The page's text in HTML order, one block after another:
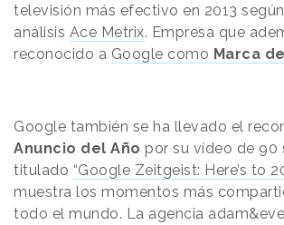
televisión más efectivo en 2013
análisis Ace Metrix. Empresa que
reconocido a Google como Marca
Google también se ha llevado el
Anuncio del Año por su vídeo de 90
titulado “Google Zeitgeist: Here’s to
muestra los momentos más
todo el mundo. La agencia